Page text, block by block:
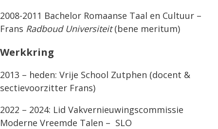
2008-2011 Bachelor Romaanse Taal en Cultuur –
Frans Radboud Universiteit(bene meritum)
Werkkring
2013 – heden: Vrije School Zutphen (docent &
sectievoorzitter Frans)
2022 – 2024: Lid Vakvernieuwingscommissie
Moderne Vreemde Talen – SLO